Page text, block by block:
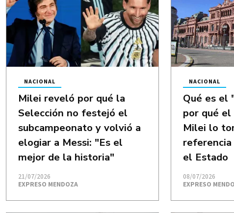
Milei reveló por qué la
Selección no festejó el
subcampeonato y volvió a
elogiar a Messi: "Es el
mejor de la historia"
EXPRESO MENDOZA
NACIONAL
21/07/2026
Qué es el
por qué el
Milei lo
el Estado
EXPRESO
NACIONAL
08/07/2026